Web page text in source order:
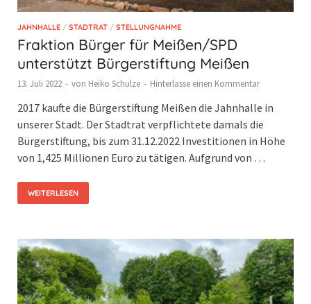
JAHNHALLE / STADTRAT / STELLUNGNAHME
Fraktion Bürger für Meißen/SPD
unterstützt Bürgerstiftung Meißen
13. Juli 2022 - von Heiko Schulze - Hinterlasse einen Kommentar
2017 kaufte die Bürgerstiftung Meißen die Jahnhalle in
unserer Stadt. Der Stadtrat verpflichtete damals die
Bürgerstiftung, bis zum 31.12.2022 Investitionen in Höhe
von 1,425 Millionen Euro zu tätigen. Aufgrund von …
WEITERLESEN